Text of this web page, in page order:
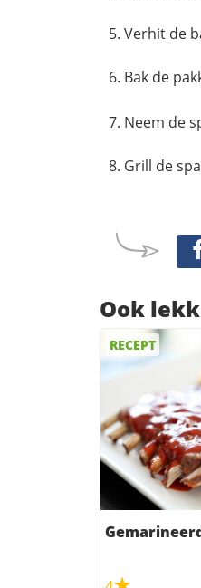
Verhit de
Bak de
Neem de
Grill de
Ook
RECEPT